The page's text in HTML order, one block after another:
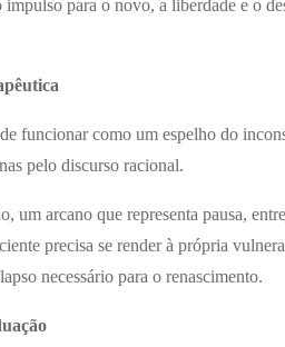
para o novo, a liberdade e o
funcionar como um espelho do
pelo discurso racional.
um arcano que representa pausa,
precisa se render à própria
necessário para o renascimento.